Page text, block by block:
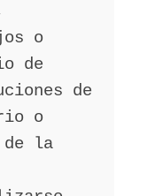
o
de
de
o
de la